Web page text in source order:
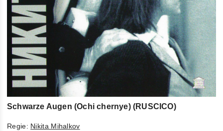
Schwarze Augen (Ochi chernye) (RUSCICO)
Regie: Nikita Mihalkov